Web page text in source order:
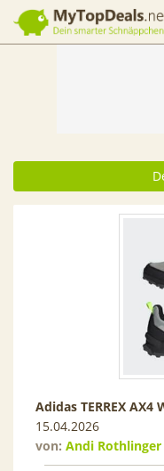
Dein smarter Schnäppchenberater
Adidas TERREX AX4
15.04.2026
von: Andi Rothlinger